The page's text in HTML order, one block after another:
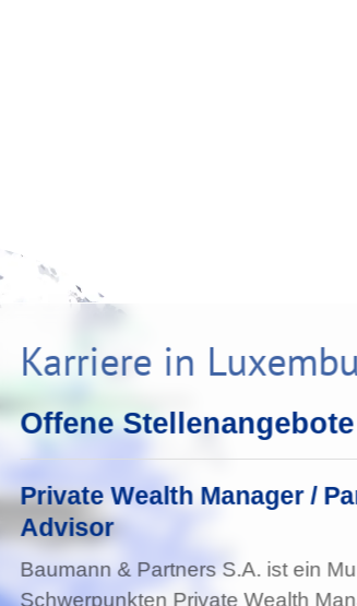
Karriere in
Offene Stellenangebote
Private Wealth Manager /
Advisor
Baumann & Partners S.A. ist ein
Schwerpunkten Private Wealth